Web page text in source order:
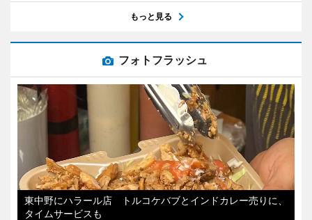
もっと見る
フォトフラッシュ
東中野にハラール店 トルコケバブとインドカレー売りに、
タイムサービスも